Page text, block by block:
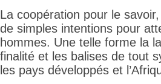
La coopération pour le
de simples intentions pour
hommes. Une telle forme la
finalité et les balises de tout
les pays développés et